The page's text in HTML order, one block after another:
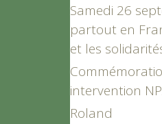
Samedi 26
partout en
et les
intervention
Roland